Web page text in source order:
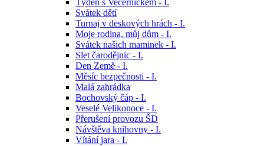
Týden s Večerníčkem - I.
Svátek dětí
Turnaj v deskových hrách - I.
Moje rodina, můj dům - I.
Svátek našich maminek - I.
Slet čarodějnic - I.
Den Země - I.
Měsíc bezpečnosti - I.
Malá zahrádka
Bochovský čáp - I.
Veselé Velikonoce - I.
Přerušení provozu ŠD
Návštěva knihovny - I.
Vítání jara - I.